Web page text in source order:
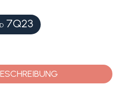
7Q23